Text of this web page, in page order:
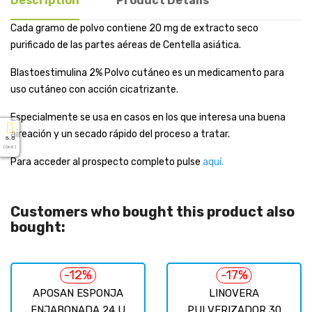
Cada gramo de polvo contiene 20 mg de extracto seco
purificado de las partes aéreas de Centella asiática.
Blastoestimulina 2% Polvo cutáneo es un medicamento para
uso cutáneo con acción cicatrizante.
Especialmente se usa en casos en los que interesa una buena
aireación y un secado rápido del proceso a tratar.
Para acceder al prospecto completo pulse aquí.
Customers who bought this product also
bought:
APOSAN ESPONJA
-12%
LINOVERA
-17%
5.0
( On 5 )